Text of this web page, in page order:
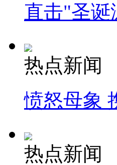
直击"圣诞
热点新闻
愤怒母象
热点新闻